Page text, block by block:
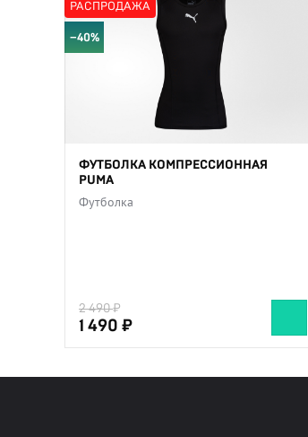
РАСПРОДАЖА
−40%
ФУТБОЛКА КОМПРЕССИОННАЯ
PUMA
Футболка
2 490
1 490